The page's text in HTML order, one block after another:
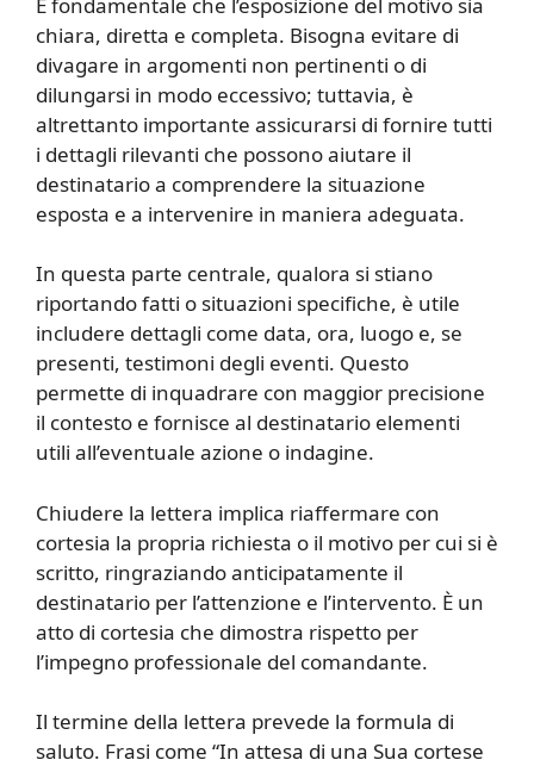
chiara, diretta e completa. Bisogna evitare di
divagare in argomenti non pertinenti o di
dilungarsi in modo eccessivo; tuttavia, è
altrettanto importante assicurarsi di fornire tutti
i dettagli rilevanti che possono aiutare il
destinatario a comprendere la situazione
esposta e a intervenire in maniera adeguata.
In questa parte centrale, qualora si stiano
riportando fatti o situazioni specifiche, è utile
includere dettagli come data, ora, luogo e, se
presenti, testimoni degli eventi. Questo
permette di inquadrare con maggior precisione
il contesto e fornisce al destinatario elementi
utili all’eventuale azione o indagine.
Chiudere la lettera implica riaffermare con
cortesia la propria richiesta o il motivo per cui si è
scritto, ringraziando anticipatamente il
destinatario per l’attenzione e l’intervento. È un
atto di cortesia che dimostra rispetto per
l’impegno professionale del comandante.
Il termine della lettera prevede la formula di
saluto. Frasi come “In attesa di una Sua cortese